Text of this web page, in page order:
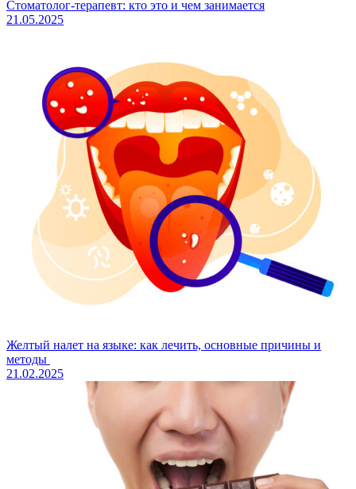
Стоматолог-терапевт: кто это и чем занимается
21.05.2025
Желтый налет на языке: как лечить, основные причины и
методы
21.02.2025